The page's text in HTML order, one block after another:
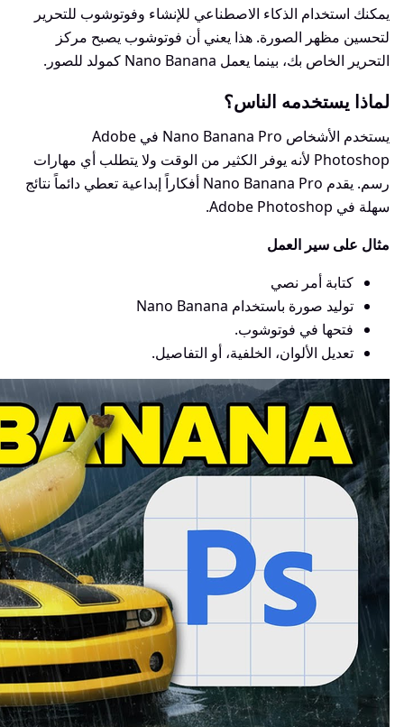
يمكنك استخدام الذكاء الاصطناعي للإنشاء وفوتوشوب للتحرير
لتحسين مظهر الصورة. هذا يعني أن فوتوشوب يصبح مركز
التحرير الخاص بك، بينما يعمل Nano Banana كمولد للصور.
لماذا يستخدمه الناس؟
يستخدم الأشخاص Nano Banana Pro في Adobe
Photoshop لأنه يوفر الكثير من الوقت ولا يتطلب أي مهارات
رسم. يقدم Nano Banana Pro أفكاراً إبداعية تعطي دائماً نتائج
سهلة في Adobe Photoshop.
مثال على سير العمل
كتابة أمر نصي
توليد صورة باستخدام Nano Banana
فتحها في فوتوشوب.
تعديل الألوان، الخلفية، أو التفاصيل.